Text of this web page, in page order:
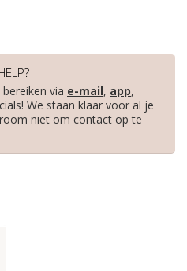
via e-mail, app,
We staan klaar voor al je
niet om contact op te